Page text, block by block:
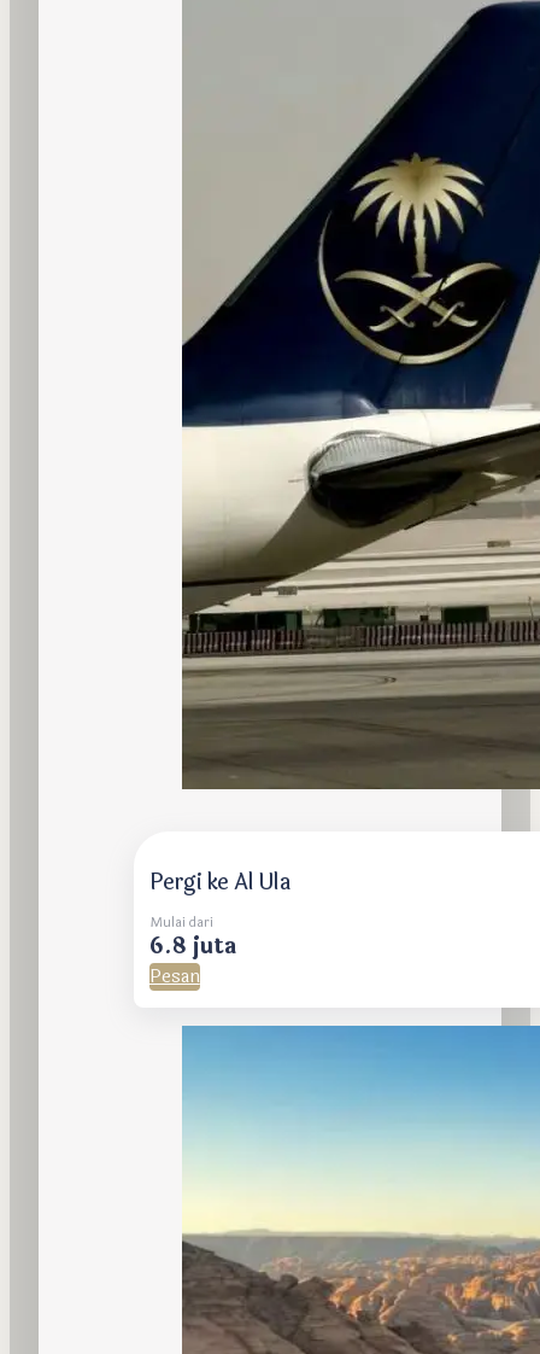
Pergi ke Al Ula
Mulai dari
6.8 juta
Pesan